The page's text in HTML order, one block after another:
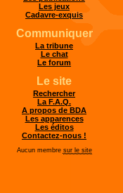
Les jeux
Cadavre-exquis
Communiquer
La tribune
Le chat
Le forum
Le site
Rechercher
La F.A.Q.
A propos de BDA
Les apparences
Les éditos
Contactez-nous !
Aucun membre sur le site